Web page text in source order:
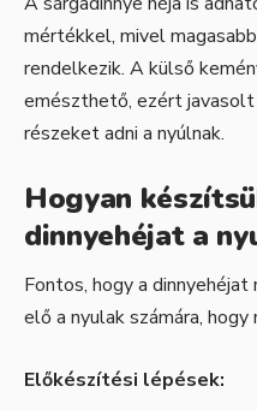
mértékkel, mivel
rendelkezik. A külső
emészthető, ezért javasolt
részeket adni a nyúlnak.
Hogyan
dinnyehéjat a
Fontos, hogy a
elő a nyulak számára,
Előkészítési lépések: